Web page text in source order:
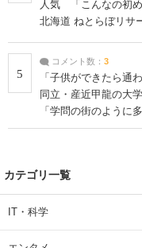
人気 「こんなの初め
北海道 ねとらぼリサ
5
コメント数： 3
「子供ができたら通
同立・産近甲龍の大
「学問の街のように
| 大学 ねとらぼリサ
カテゴリ一覧
IT・科学